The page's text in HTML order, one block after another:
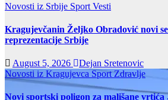
Novosti iz Srbije Sport Vesti
Kragujevčanin Željko Obradović novi
reprezentacije Srbije
August 5, 2026
Dejan Sretenovic
Novosti iz Kragujevca Sport Zdravlje
Novi sportski poligon za mališane vrtića